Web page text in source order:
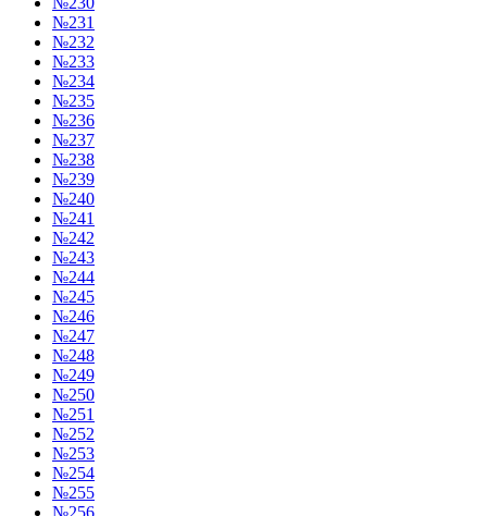
№231
№232
№233
№234
№235
№236
№237
№238
№239
№240
№241
№242
№243
№244
№245
№246
№247
№248
№249
№250
№251
№252
№253
№254
№255
№256